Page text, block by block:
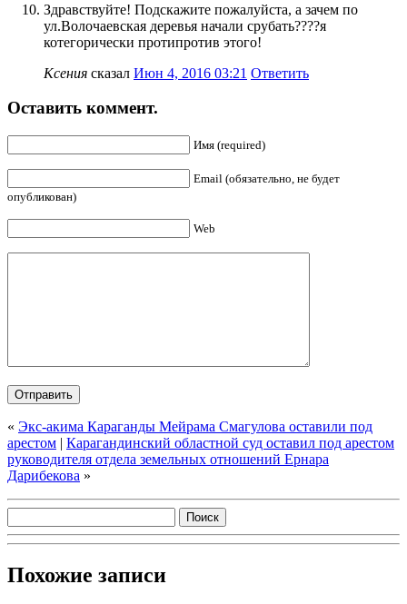
Здравствуйте! Подскажите пожалуйста, а зачем по
ул.Волочаевская деревья начали срубать????я
котегорически протипротив этого!
Ксения сказал Июн 4, 2016 03:21 Ответить
Оставить коммент.
Имя (required)
Email (обязательно, не будет
опубликован)
Web
« Экс-акима Караганды Мейрама Смагулова оставили под
арестом | Карагандинский областной суд оставил под арестом
руководителя отдела земельных отношений Ернара
Дарибекова »
Похожие записи